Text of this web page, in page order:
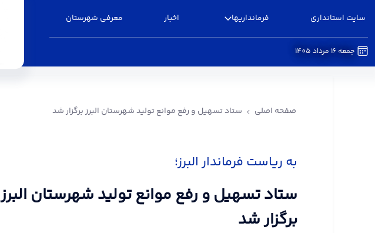
سایت استانداری فرمانداریها اخبار معرفی شهرستان
جمعه 16 مرداد 1405
صفحه اصلی ستاد تسهیل و رفع موانع تولید شهرستان البرز برگزار شد
به ریاست فرماندار البرز؛
ستاد تسهیل و رفع موانع تولید شهرستان البرز
برگزار شد